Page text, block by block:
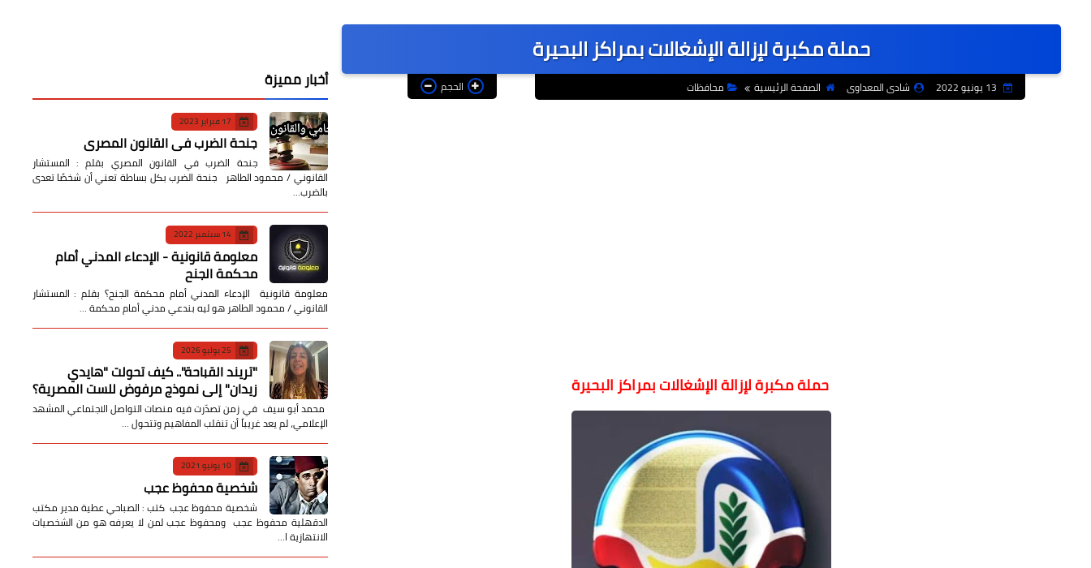
حملة مكبرة لإزالة الإشغالات بمراكز البحيرة
شادى المعداوى الصفحة الرئيسية محافظات الحجم
حملة مكبرة لإزالة الإشغالات بمراكز البحيرة
أخبار مميزة
17 فبراير 2023
جنحة الضرب في القانون المصري
جنحة الضرب في القانون المصري بقلم : المستشار
القانوني / محمود الطاهر جنحة الضرب بكل بساطة تعني أن شخصًا تعدى
بالضرب…
14 سبتمبر 2022
معلومة قانونية - الإدعاء المدني أمام
محكمة الجنح
معلومة قانونية الإدعاء المدني أمام محكمة الجنح؟ بقلم : المستشار
القانوني / محمود الطاهر هو ليه بندعي مدني أمام محكمة …
25 يوليو 2026
​"تريند القباحة".. كيف تحولت "هايدي
زيدان" إلى نموذج مرفوض للست المصرية؟
​ محمد أبو سيف ​في زمن تصدّرت فيه منصات التواصل الاجتماعي المشهد
الإعلامي، لم يعد غريباً أن تنقلب المفاهيم وتتحول …
10 يونيو 2021
شخصية محفوظ عجب
شخصية محفوظ عجب كتب : الصباحي عطية مدير مكتب
الدقهلية محفوظ عجب ومحفوظ عجب لمن لا يعرفه هو من الشخصيات
الانتهازية ا…